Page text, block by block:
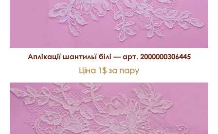
Аплікації шантильї білі — арт. 2000000306445
Ціна 1$ за пару